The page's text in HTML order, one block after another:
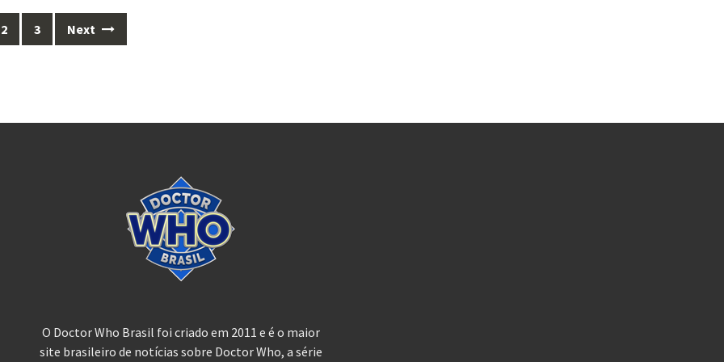
2 3 Next
O Doctor Who Brasil foi criado em 2011 e é o maior
site brasileiro de notícias sobre Doctor Who, a série